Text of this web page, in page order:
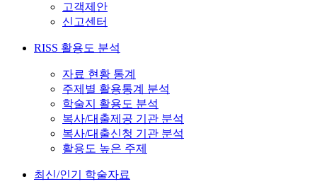
고객제안
신고센터
RISS 활용도 분석
자료 현황 통계
주제별 활용통계 분석
학술지 활용도 분석
복사/대출제공 기관 분석
복사/대출신청 기관 분석
활용도 높은 주제
최신/인기 학술자료